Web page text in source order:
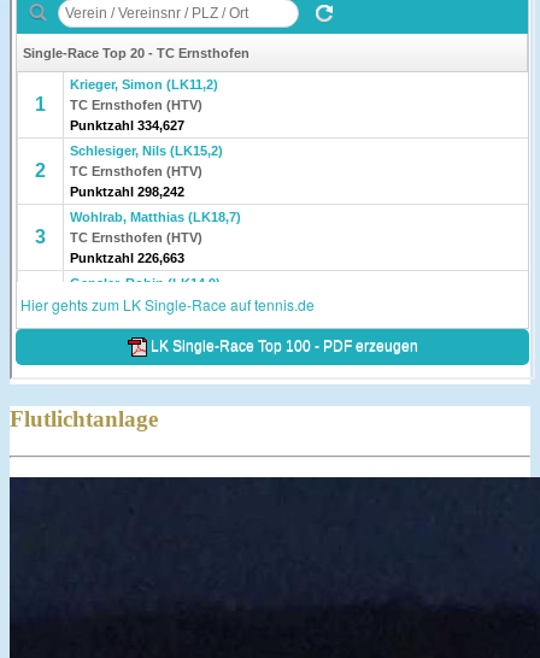
Flutlichtanlage